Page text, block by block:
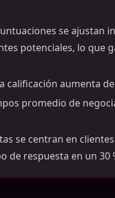
se ajustan
potenciales, lo que
aumenta
promedio de
se centran en
de respuesta en un 30